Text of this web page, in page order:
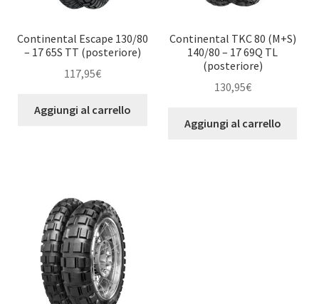
Continental Escape 130/80
– 17 65S TT (posteriore)
117,95€
Aggiungi al carrello
Continental TKC 80 (M+S)
140/80 – 17 69Q TL
(posteriore)
130,95€
Aggiungi al carrello